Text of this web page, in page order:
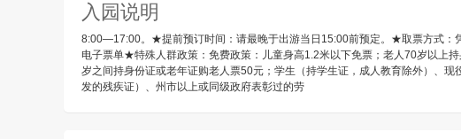
入园说明
8:00—17:00。★提前预订时间：请最晚于出游当日15:00前预定。★取票方式：
电子票单★特殊人群政策：免费政策：儿童身高1.2米以下免票；老人70岁以
岁之间持身份证或老年证购老人票50元；学生（持学生证，成人教育除外）、
发的残疾证）、州市以上或同级政府表彰过的劳